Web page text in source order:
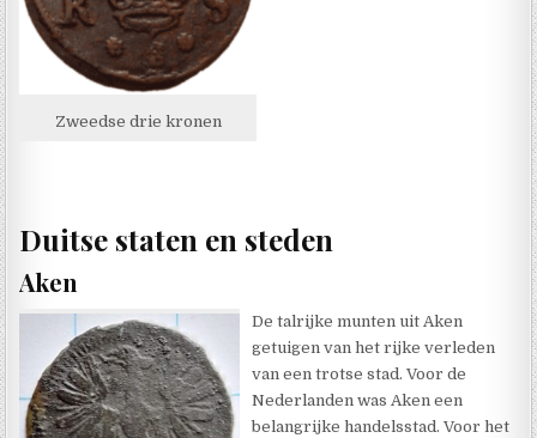
Zweedse drie kronen
Duitse staten en steden
Aken
De talrijke munten uit Aken
getuigen van het rijke verleden
van een trotse stad. Voor de
Nederlanden was Aken een
belangrijke handelsstad. Voor het